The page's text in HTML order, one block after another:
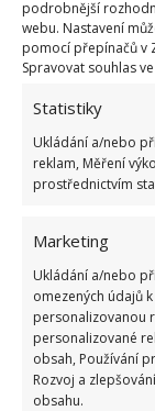
podrobnější
webu. Nastavení
pomocí přepínačů v
Spravovat souhlas
Statistiky
Ukládání a/nebo
reklam, Měření
prostřednictvím
Marketing
Ukládání a/nebo
omezených údajů
personalizovanou
personalizované
obsah, Používání
Rozvoj a
obsahu.